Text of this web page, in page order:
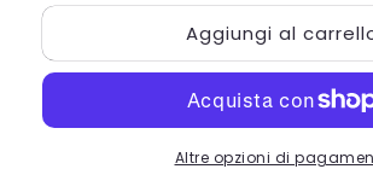
per
RASO
GREEN
per
NASTRO
RASO
FROSTY
GREEN
Aggiungi al
Altre opzioni di